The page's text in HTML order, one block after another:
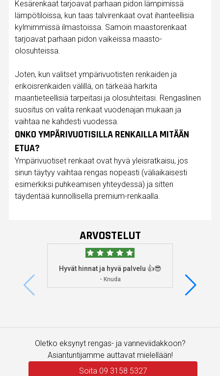
Kesärenkaat tarjoavat parhaan pidon lämpimissä
lämpötiloissa, kun taas talvirenkaat ovat ihanteellisia
kylmimmissä ilmastoissa. Samoin maastorenkaat
tarjoavat parhaan pidon vaikeissa maasto-
olosuhteissa.
Joten, kun valitset ympärivuotisten renkaiden ja
erikoisrenkaiden välillä, on tärkeää harkita
maantieteellisiä tarpeitasi ja olosuhteitasi. Rengaslinen
suositus on valita renkaat vuodenajan mukaan ja
vaihtaa ne kahdesti vuodessa.
ONKO YMPÄRIVUOTISILLA RENKAILLA MITÄÄN
ETUA?
Ympärivuotiset renkaat ovat hyvä yleisratkaisu, jos
sinun täytyy vaihtaa rengas nopeasti (väliaikaisesti
esimerkiksi puhkeamisen yhteydessä) ja sitten
täydentää kunnollisella premium-renkaalla.
ARVOSTELUT
Hyvät hinnat ja hyvä palvelu 👍😎
- Knuda
Oletko eksynyt rengas- ja vanneviidakkoon?
Asiantuntijamme auttavat mielellään!
Soita 09 3158 5327